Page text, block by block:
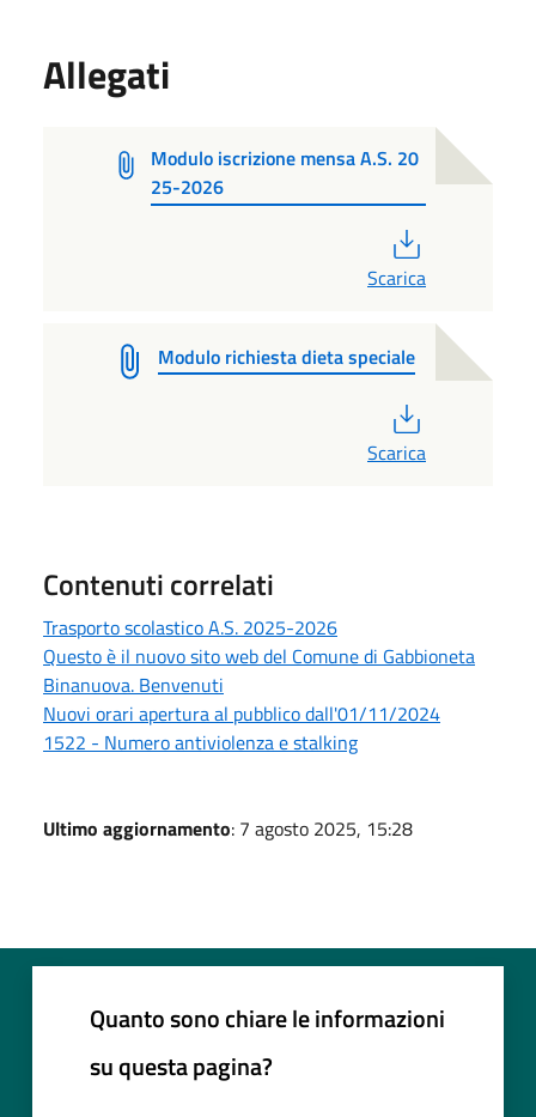
Allegati
Modulo iscrizione mensa A.S. 20
25-2026
Scarica
Modulo richiesta dieta speciale
Scarica
Contenuti correlati
Trasporto scolastico A.S. 2025-2026
Questo è il nuovo sito web del Comune di Gabbioneta
Binanuova. Benvenuti
Nuovi orari apertura al pubblico dall'01/11/2024
1522 - Numero antiviolenza e stalking
Ultimo aggiornamento: 7 agosto 2025, 15:28
Quanto sono chiare le informazioni
su questa pagina?